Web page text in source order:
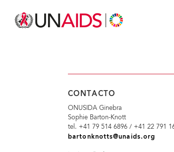
CONTACTO
ONUSIDA Ginebra
Sophie Barton-Knott
tel. +41 79 514 6896 / +41 22 791
bartonknotts@unaids.org